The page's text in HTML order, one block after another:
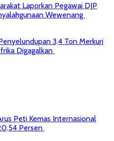
Laporkan Pegawai DJP
Wewenang
3,4 Ton Merkuri
Digagalkan
Peti Kemas Internasional
Persen